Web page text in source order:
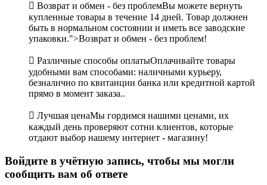
 Возврат и обмен - без проблемВы можете вернуть
купленные товары в течение 14 дней. Товар должнен
быть в нормальном состоянии и иметь все заводские
упаковки.">Возврат и обмен - без проблем!
 Различные способы оплатыОплачивайте товары
удобными вам способами: наличными курьеру,
безналично по квитанции банка или кредитной картой
прямо в момент заказа..
 Лучшая ценаМы гордимся нашими ценами, их
каждый день проверяют сотни клиентов, которые
отдают выбор нашему интернет - магазину!
Войдите в учётную запись, чтобы мы могли
сообщить вам об ответе